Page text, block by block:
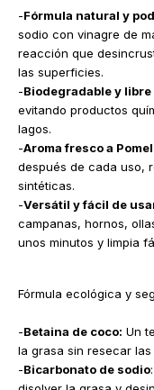
-Fórmula natural y
sodio con vinagre de
reacción que
las superficies.
-Biodegradable y
evitando productos
lagos.
-Aroma fresco a
después de cada uso,
sintéticas.
-Versátil y fácil de
campanas, hornos,
unos minutos y limpia
Fórmula ecológica y
-Betaina de coco: Un
la grasa sin resecar
-Bicarbonato de sodio